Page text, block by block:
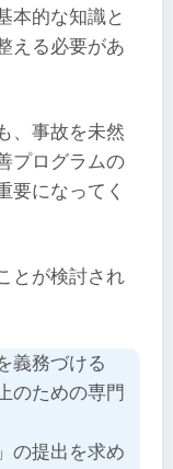
本的な知識と
える必要があ
、事故を未然
プログラムの
要になってく
とが検討され
義務づける
のための専門
の提出を求め